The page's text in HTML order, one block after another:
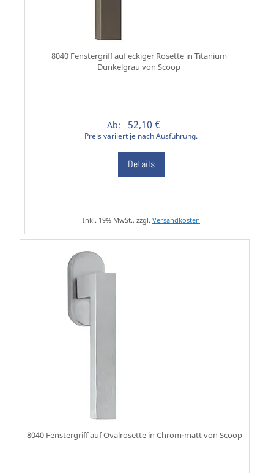
8040 Fenstergriff auf eckiger Rosette in Titanium
Dunkelgrau von Scoop
Ab: 52,10 €
Preis variiert je nach Ausführung.
Details
Inkl. 19% MwSt., zzgl. Versandkosten
8040 Fenstergriff auf Ovalrosette in Chrom-matt von Scoop